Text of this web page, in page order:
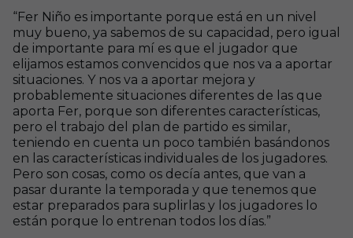
“Fer Niño es importante porque está en un nivel
muy bueno, ya sabemos de su capacidad, pero igual
de importante para mí es que el jugador que
elijamos estamos convencidos que nos va a aportar
situaciones. Y nos va a aportar mejora y
probablemente situaciones diferentes de las que
aporta Fer, porque son diferentes características,
pero el trabajo del plan de partido es similar,
teniendo en cuenta un poco también basándonos
en las características individuales de los jugadores.
Pero son cosas, como os decía antes, que van a
pasar durante la temporada y que tenemos que
estar preparados para suplirlas y los jugadores lo
están porque lo entrenan todos los días.”